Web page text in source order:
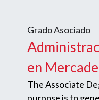
Grado Asociado
en
The Associate